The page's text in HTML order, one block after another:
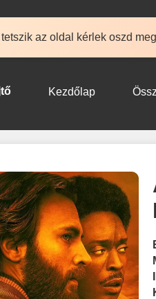
tetszik az oldal kérlek oszd
Kezdőlap